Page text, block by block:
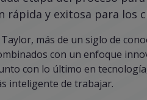
rápida y exitosa para los
más de un siglo de
con un enfoque
con lo último en
inteligente de trabajar.